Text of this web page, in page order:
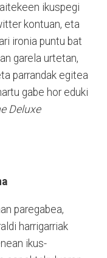
ikuspegi
kontuan, eta
ironia puntu bat
garela urtetan,
parrandak egitea
gabe hor eduki
Deluxe
paregabea,
harrigarriak
ikus-